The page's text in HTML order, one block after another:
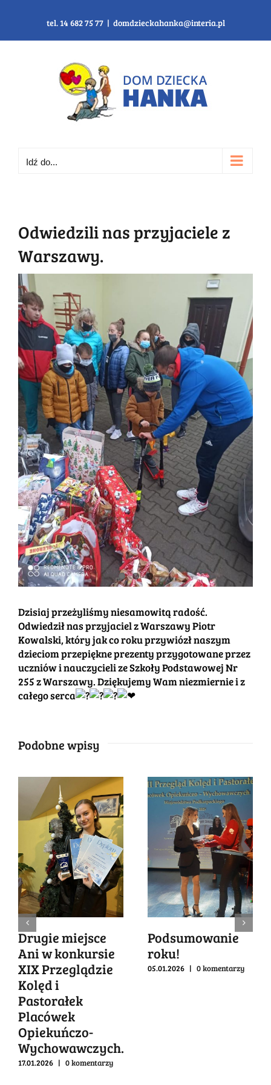
tel. 14 682 75 77 | domdzieckahanka@interia.pl
Idź do...
Odwiedzili nas przyjaciele z
Warszawy.
Pokaż
większy
obrazek
Dzisiaj przeżyliśmy niesamowitą radość.
Odwiedził nas przyjaciel z Warszawy Piotr
Kowalski, który jak co roku przywiózł naszym
dzieciom przepiękne prezenty przygotowane przez
uczniów i nauczycieli ze Szkoły Podstawowej Nr
255 z Warszawy. Dziękujemy Wam niezmiernie i z
całego serca
Podobne wpisy
Drugie miejsce
Ani w konkursie
XIX Przeglądzie
Kolęd i
Pastorałek
Placówek
Opiekuńczo-
Wychowawczych.
17.01.2026 | 0 komentarzy
Podsumowanie
roku!
05.01.2026 | 0 komentarzy